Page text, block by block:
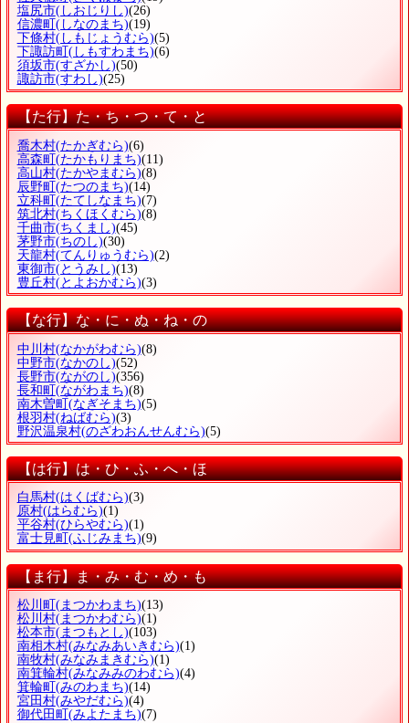
塩尻市(しおじりし)(26)
信濃町 (しなのまち)(19)
下條村(しもじょうむら)(5)
下諏訪町 (しもすわまち)(6)
須坂市(すざかし)(50)
諏訪市(すわし)(25)
【た行】た・ち・つ・て・と
喬木村(たかぎむら)(6)
高森町 (たかもりまち)(11)
高山村(たかやまむら)(8)
辰野町 (たつのまち)(14)
立科町 (たてしなまち)(7)
筑北村(ちくほくむら)(8)
千曲市(ちくまし)(45)
茅野市(ちのし)(30)
天龍村(てんりゅうむら)(2)
東御市(とうみし)(13)
豊丘村(とよおかむら)(3)
【な行】な・に・ぬ・ね・の
中川村(なかがわむら)(8)
中野市(なかのし)(52)
長野市(ながのし)(356)
長和町(ながわまち)(8)
南木曽町(なぎそまち)(5)
根羽村(ねばむら)(3)
野沢温泉村(のざわおんせんむら)(5)
【は行】は・ひ・ふ・へ・ほ
白馬村(はくばむら)(3)
原村(はらむら)(1)
平谷村(ひらやむら)(1)
富士見町 (ふじみまち)(9)
【ま行】ま・み・む・め・も
松川町 (まつかわまち)(13)
松川村(まつかわむら)(1)
松本市(まつもとし)(103)
南相木村(みなみあいきむら)(1)
南牧村(みなみまきむら)(1)
南箕輪村(みなみみのわむら)(4)
箕輪町 (みのわまち)(14)
宮田村(みやだむら)(4)
御代田町 (みよたまち)(7)